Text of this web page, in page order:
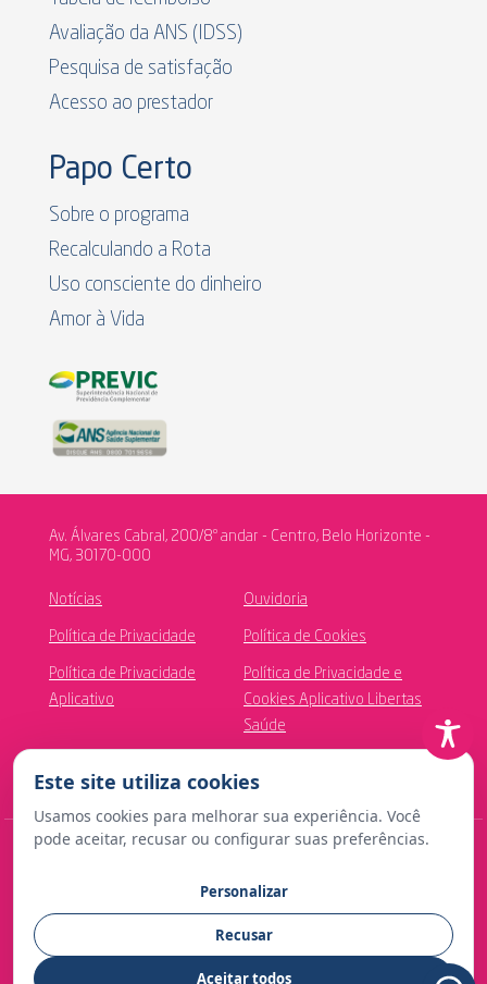
Avaliação da ANS (IDSS)
Pesquisa de satisfação
Acesso ao prestador
Papo Certo
Sobre o programa
Recalculando a Rota
Uso consciente do dinheiro
Amor à Vida
Av. Álvares Cabral, 200/8º andar - Centro, Belo Horizonte -
MG, 30170-000
Notícias Ouvidoria
Política de Privacidade Política de Cookies
Política de Privacidade
Aplicativo
Política de Privacidade e
Cookies Aplicativo Libertas
Saúde
Contato para imprensa:
comunicacao@fundacaolibertas.com.br
Este site utiliza cookies
Usamos cookies para melhorar sua experiência. Você
pode aceitar, recusar ou configurar suas preferências.
Personalizar
Recusar
Aceitar todos